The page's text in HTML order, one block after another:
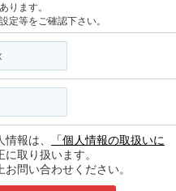
ります。
定等をご確認下さい。
報は、
「個人情報の取扱いに
取り扱います。
問い合わせください。